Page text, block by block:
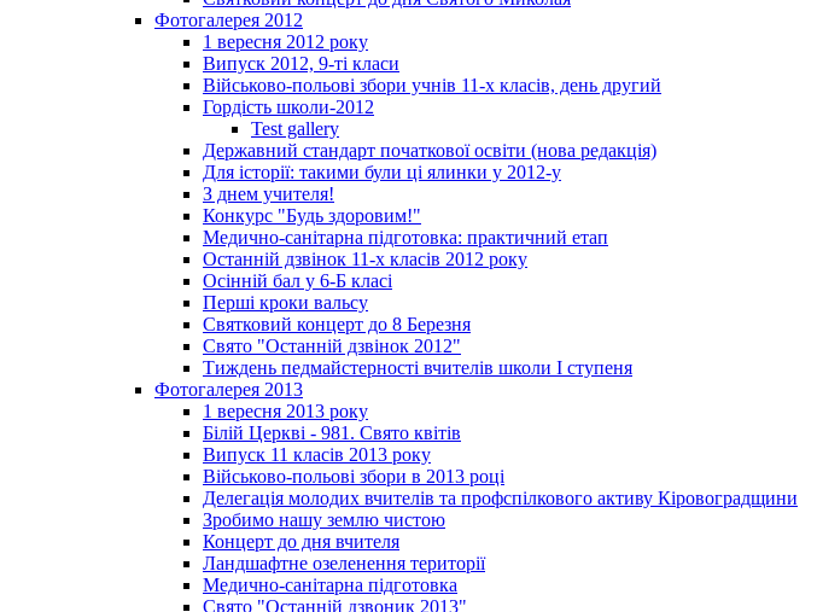
Фотогалерея 2012
1 вересня 2012 року
Випуск 2012, 9-ті класи
Військово-польові збори учнів 11-х класів, день другий
Гордість школи-2012
Test gallery
Державний стандарт початкової освіти (нова редакція)
Для історії: такими були ці ялинки у 2012-у
З днем учителя!
Конкурс "Будь здоровим!"
Медично-санітарна підготовка: практичний етап
Останній дзвінок 11-х класів 2012 року
Осінній бал у 6-Б класі
Перші кроки вальсу
Святковий концерт до 8 Березня
Свято "Останній дзвінок 2012"
Тиждень педмайстерності вчителів школи І ступеня
Фотогалерея 2013
1 вересня 2013 року
Білій Церкві - 981. Свято квітів
Випуск 11 класів 2013 року
Військово-польові збори в 2013 році
Делегація молодих вчителів та профспілкового активу Кіровоградщини
Зробимо нашу землю чистою
Концерт до дня вчителя
Ландшафтне озеленення території
Медично-санітарна підготовка
Свято "Останній дзвоник 2013"